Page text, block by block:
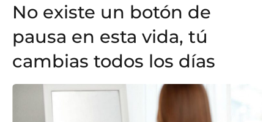
No existe un botón de
pausa en esta vida, tú
cambias todos los días